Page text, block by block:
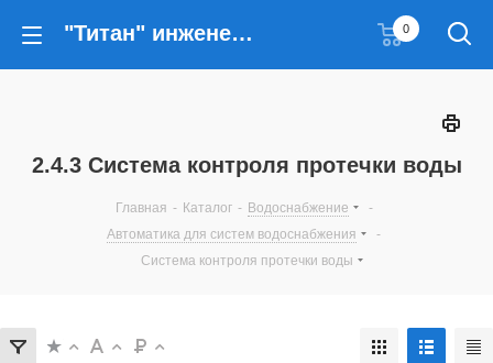
"Титан" инженерные решения 0
2.4.3 Система контроля протечки воды
Главная - Каталог - Водоснабжение
-
Автоматика для систем водоснабжения
-
Система контроля протечки воды